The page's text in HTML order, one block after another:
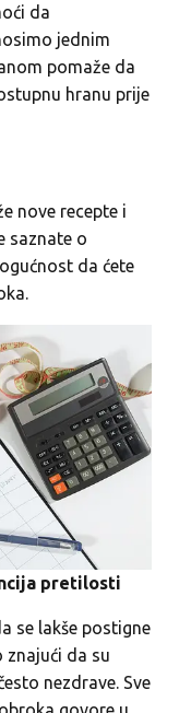
da
jednim
pomaže da
hranu prije
nove recepte i
saznate o
da ćete
pretilosti
se lakše postigne
da su
nezdrave. Sve